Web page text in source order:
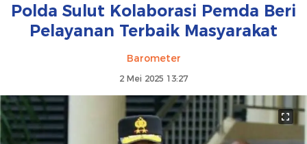
Polda Sulut Kolaborasi Pemda Beri
Pelayanan Terbaik Masyarakat
Barometer
2 Mei 2025 13:27